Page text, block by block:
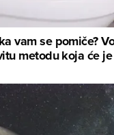
vam se pomiče?
metodu koja će